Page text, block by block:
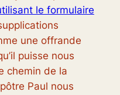
le formulaire
une offrande
puisse nous
chemin de la
Paul nous